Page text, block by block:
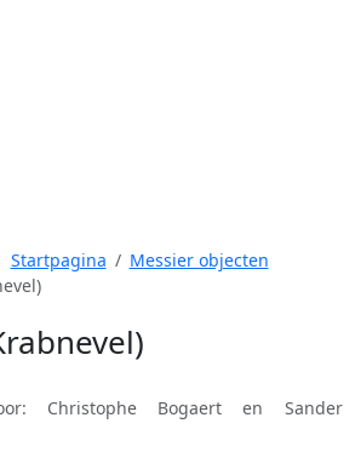
Startpagina
Messier objecten
Christophe Bogaert en Sander